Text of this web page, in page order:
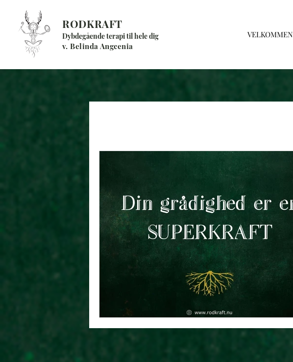
RODKRAFT
Dybdegående terapi til hele dig
v. Belinda Angcenia
VELKOMMEN